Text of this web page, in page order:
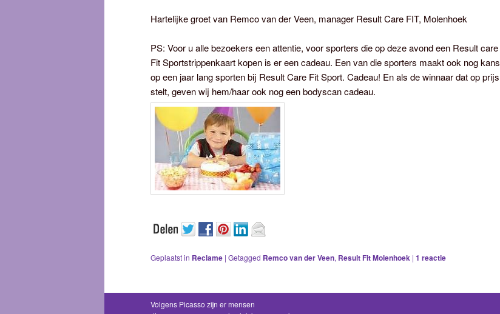
Hartelijke groet van Remco van der Veen, manager Result Care FIT, Molenhoek
PS: Voor u alle bezoekers een attentie, voor sporters die op deze avond een Result care
Fit Sportstrippenkaart kopen is er een cadeau. Een van die sporters maakt ook nog kans
op een jaar lang sporten bij Result Care Fit Sport. Cadeau! En als de winnaar dat op prijs
stelt, geven wij hem/haar ook nog een bodyscan cadeau.
Geplaatst in Reclame | Getagged Remco van der Veen, Result Fit Molenhoek | 1 reactie
Volgens Picasso zijn er mensen